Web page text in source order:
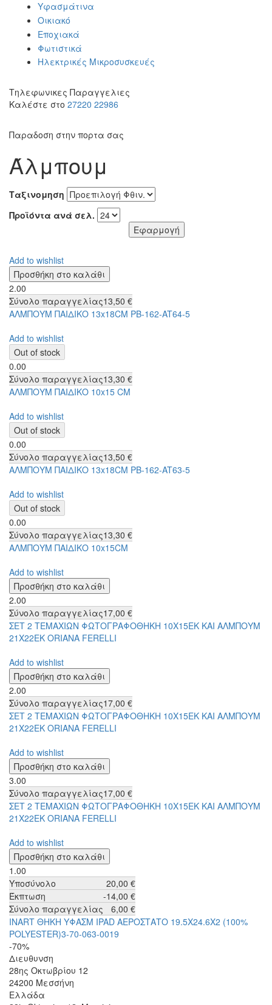
Υφασμάτινα
Οικιακό
Εποχιακά
Φωτιστικά
Ηλεκτρικές Μικροσυσκευές
Τηλεφωνικες Παραγγελιες
Καλέστε στο 27220 22986
Παραδοση στην πορτα σας
Άλμπουμ
Ταξινομηση
Προϊόντα ανά σελ.
Add to wishlist
2.00
Σύνολο παραγγελίας13,50 €
ΑΛΜΠΟΥΜ ΠΑΙΔΙΚΟ 13x18CM PB-162-AT64-5
Add to wishlist
0.00
Σύνολο παραγγελίας13,30 €
ΑΛΜΠΟΥΜ ΠΑΙΔΙΚΟ 10x15 CM
Add to wishlist
0.00
Σύνολο παραγγελίας13,50 €
ΑΛΜΠΟΥΜ ΠΑΙΔΙΚΟ 13x18CM PB-162-AT63-5
Add to wishlist
0.00
Σύνολο παραγγελίας13,30 €
ΑΛΜΠΟΥΜ ΠΑΙΔΙΚΟ 10x15CM
Add to wishlist
2.00
Σύνολο παραγγελίας17,00 €
ΣΕΤ 2 ΤΕΜΑΧΙΩΝ ΦΩΤΟΓΡΑΦΟΘΗΚΗ 10Χ15ΕΚ ΚΑΙ ΑΛΜΠΟΥΜ
21Χ22ΕΚ ORIANA FERELLI
Add to wishlist
2.00
Σύνολο παραγγελίας17,00 €
ΣΕΤ 2 ΤΕΜΑΧΙΩΝ ΦΩΤΟΓΡΑΦΟΘΗΚΗ 10Χ15ΕΚ ΚΑΙ ΑΛΜΠΟΥΜ
21Χ22ΕΚ ORIANA FERELLI
Add to wishlist
3.00
Σύνολο παραγγελίας17,00 €
ΣΕΤ 2 ΤΕΜΑΧΙΩΝ ΦΩΤΟΓΡΑΦΟΘΗΚΗ 10Χ15ΕΚ ΚΑΙ ΑΛΜΠΟΥΜ
21Χ22ΕΚ ORIANA FERELLI
Add to wishlist
1.00
Υποσύνολο
20,00 €
Έκπτωση
-14,00 €
Σύνολο παραγγελίας
6,00 €
INART ΘΗΚΗ ΥΦΑΣΜ IPAD ΑΕΡΟΣΤΑΤΟ 19.5Χ24.6Χ2 (100%
POLYESTER)3-70-063-0019
-70%
Διευθυνση
28ης Οκτωβρίου 12
24200 Μεσσήνη
Ελλάδα